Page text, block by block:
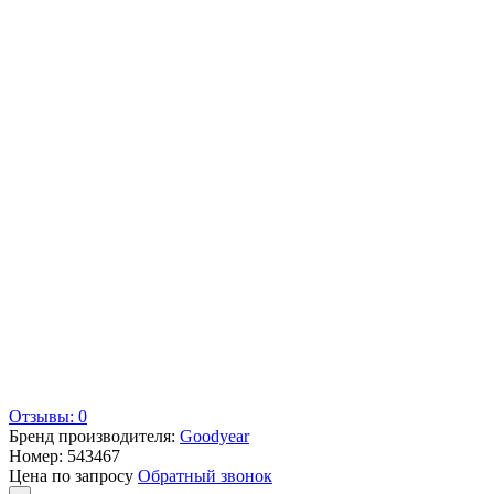
Отзывы: 0
Бренд производителя: Goodyear
Номер: 543467
Цена по запросу Обратный звонок